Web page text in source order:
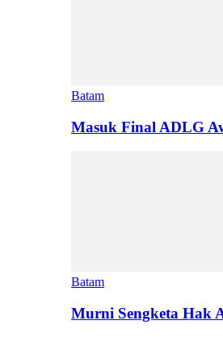
Batam
Masuk Final ADLG
Batam
Murni Sengketa Hak